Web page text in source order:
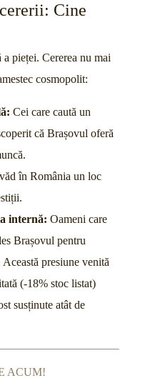
Cine
pieței. Cererea nu mai
cosmopolit:
Cei care caută un
că Brașovul oferă
în România un loc
internă: Oameni care
Brașovul pentru
presiune venită
(-18% stoc listat)
susținute atât de
ACUM!